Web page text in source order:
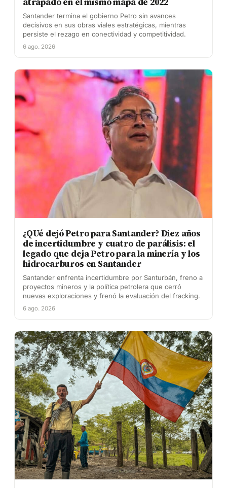
Santander termina el gobierno Petro sin avances
decisivos en sus obras viales estratégicas, mientras
persiste el rezago en conectividad y competitividad.
6 ago. 2026
¿QUé dejó Petro para Santander? Diez años
de incertidumbre y cuatro de parálisis: el
legado que deja Petro para la minería y los
hidrocarburos en Santander
Santander enfrenta incertidumbre por Santurbán, freno a
proyectos mineros y la política petrolera que cerró
nuevas exploraciones y frenó la evaluación del fracking.
6 ago. 2026